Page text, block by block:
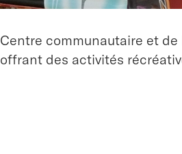
Centre communautaire et
offrant des activités